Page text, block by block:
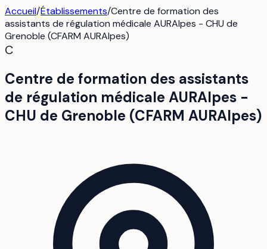
Accueil/Établissements/Centre de formation des
assistants de régulation médicale AURAlpes - CHU de
Grenoble (CFARM AURAlpes)
C
Centre de formation des assistants
de régulation médicale AURAlpes -
CHU de Grenoble (CFARM AURAlpes)